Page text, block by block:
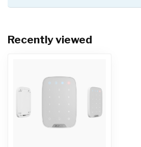
Recently viewed